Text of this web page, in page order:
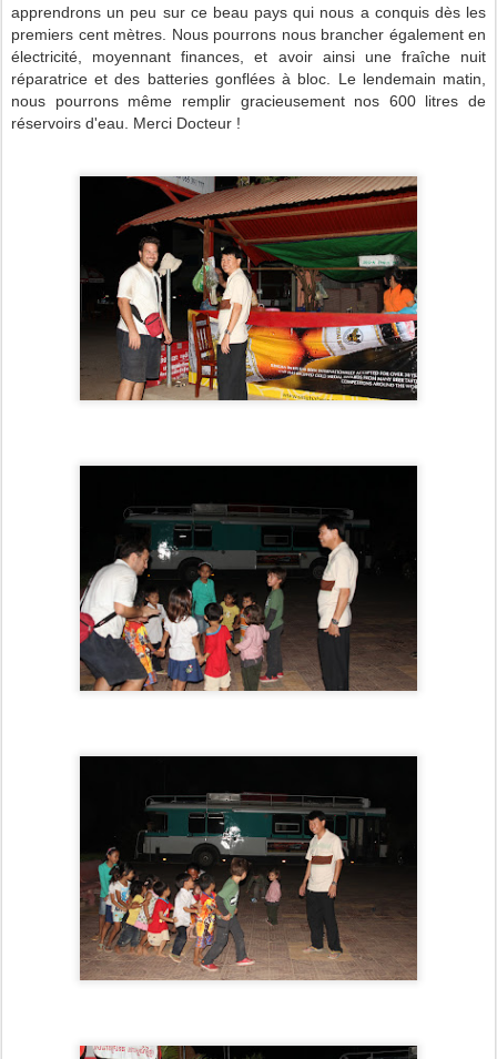
apprendrons un peu sur ce beau pays qui nous a conquis dès les
premiers cent mètres. Nous pourrons nous brancher également en
électricité, moyennant finances, et avoir ainsi une fraîche nuit
réparatrice et des batteries gonflées à bloc. Le lendemain matin,
nous pourrons même remplir gracieusement nos 600 litres de
réservoirs d'eau. Merci Docteur !